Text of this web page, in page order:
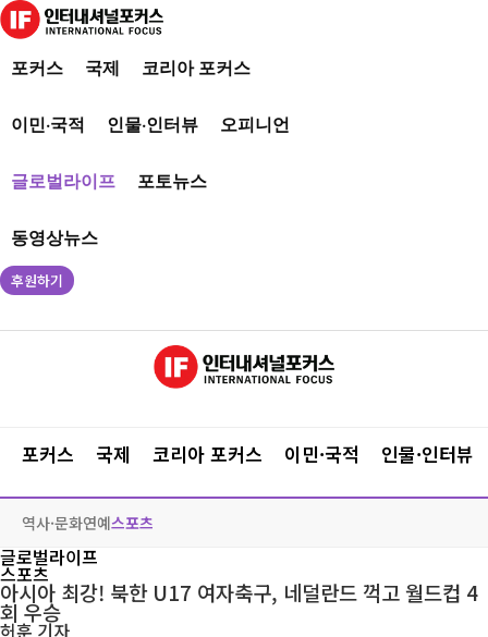
포커스 국제 코리아 포커스
이민·국적 인물·인터뷰 오피니언
글로벌라이프 포토뉴스
동영상뉴스
후원하기
포커스 국제 코리아 포커스 이민·국적 인물·인터뷰
역사·문화연예스포츠
글로벌라이프
스포츠
아시아 최강! 북한 U17 여자축구, 네덜란드 꺽고 월드컵 4
회 우승
허훈기자